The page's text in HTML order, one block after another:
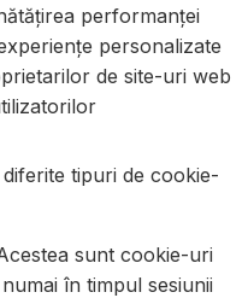
performanței
personalizate
de site-uri web
diferite tipuri de cookie-
sunt cookie-uri
în timpul sesiunii